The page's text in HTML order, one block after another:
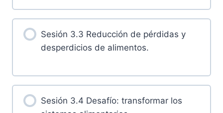
Sesión 3.3 Reducción de pérdidas y
desperdicios de alimentos.
Sesión 3.4 Desafío: transformar los